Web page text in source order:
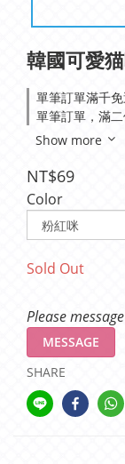
韓國可愛
單筆訂單滿千
單筆訂單，滿
Show more
NT$69
Color
Sold Out
Please
MESSAGE
SHARE